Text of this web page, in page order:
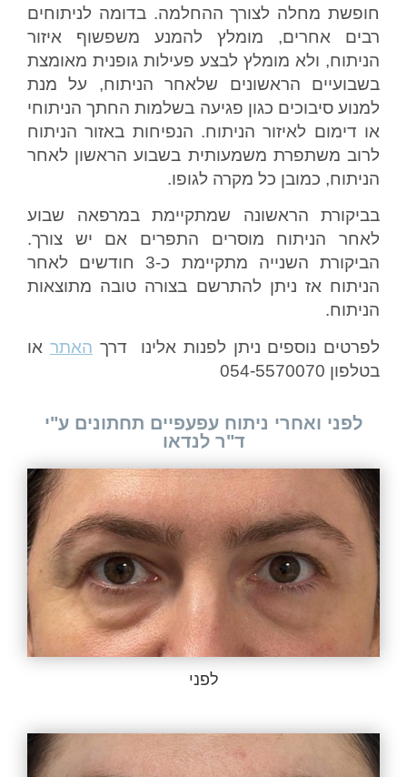
חופשת מחלה לצורך ההחלמה. בדומה לניתוחים
רבים אחרים, מומלץ להמנע משפשוף איזור
הניתוח, ולא מומלץ לבצע פעילות גופנית מאומצת
בשבועיים הראשונים שלאחר הניתוח, על מנת
למנוע סיבוכים כגון פגיעה בשלמות החתך הניתוחי
או דימום לאיזור הניתוח. הנפיחות באזור הניתוח
לרוב משתפרת משמעותית בשבוע הראשון לאחר
הניתוח, כמובן כל מקרה לגופו.
בביקורת הראשונה שמתקיימת במרפאה שבוע
לאחר הניתוח מוסרים התפרים אם יש צורך.
הביקורת השנייה מתקיימת כ-3 חודשים לאחר
הניתוח אז ניתן להתרשם בצורה טובה מתוצאות
הניתוח.
לפרטים נוספים ניתן לפנות אלינו דרך האתראו
בטלפון 054-5570070
לפני ואחרי ניתוח עפעפיים תחתונים ע"י
ד"ר לנדאו
לפני